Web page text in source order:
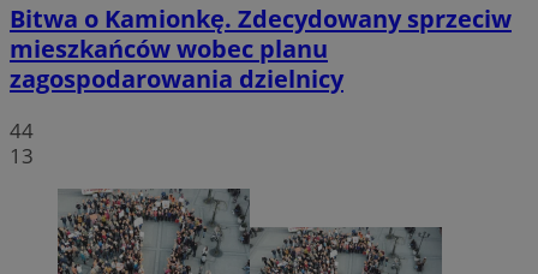
Bitwa o Kamionkę. Zdecydowany sprzeciw
mieszkańców wobec planu
zagospodarowania dzielnicy
44
13